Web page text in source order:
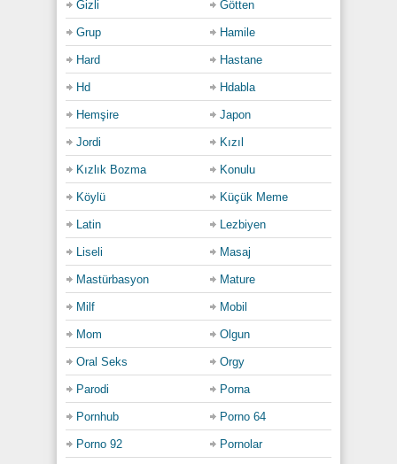
Gizli Götten
Grup Hamile
Hard Hastane
Hd Hdabla
Hemşire Japon
Jordi Kızıl
Kızlık Bozma Konulu
Köylü Küçük Meme
Latin Lezbiyen
Liseli Masaj
Mastürbasyon Mature
Milf Mobil
Mom Olgun
Oral Seks Orgy
Parodi Porna
Pornhub Porno 64
Porno 92 Pornolar